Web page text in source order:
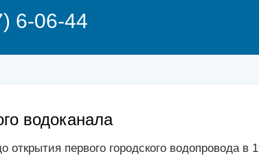
6-06-44
водоканала
открытия первого городского водопровода в